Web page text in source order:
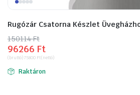
Rugózár Csatorna Készlet
150114Ft
Original
price
was:
150114 Ft.
96266 Ft
Current
price
is:
96266 Ft.
(bruttó)75800 Ft(nettó)
Raktáron